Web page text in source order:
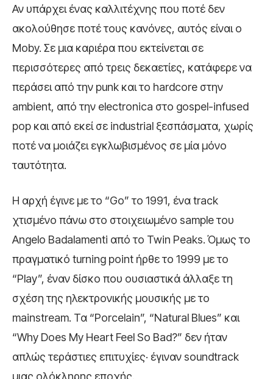
Αν υπάρχει ένας καλλιτέχνης που ποτέ δεν
ακολούθησε ποτέ τους κανόνες, αυτός είναι ο
Moby. Σε μια καριέρα που εκτείνεται σε
περισσότερες από τρεις δεκαετίες, κατάφερε να
περάσει από την punk και το hardcore στην
ambient, από την electronica στο gospel-infused
pop και από εκεί σε industrial ξεσπάσματα, χωρίς
ποτέ να μοιάζει εγκλωβισμένος σε μία μόνο
ταυτότητα.
Η αρχή έγινε με το “Go” το 1991, ένα track
χτισμένο πάνω στο στοιχειωμένο sample του
Angelo Badalamenti από το Twin Peaks. Όμως το
πραγματικό turning point ήρθε το 1999 με το
“Play”, έναν δίσκο που ουσιαστικά άλλαξε τη
σχέση της ηλεκτρονικής μουσικής με το
mainstream. Τα “Porcelain”, “Natural Blues” και
“Why Does My Heart Feel So Bad?” δεν ήταν
απλώς τεράστιες επιτυχίες· έγιναν soundtrack
μιας ολόκληρης εποχής.